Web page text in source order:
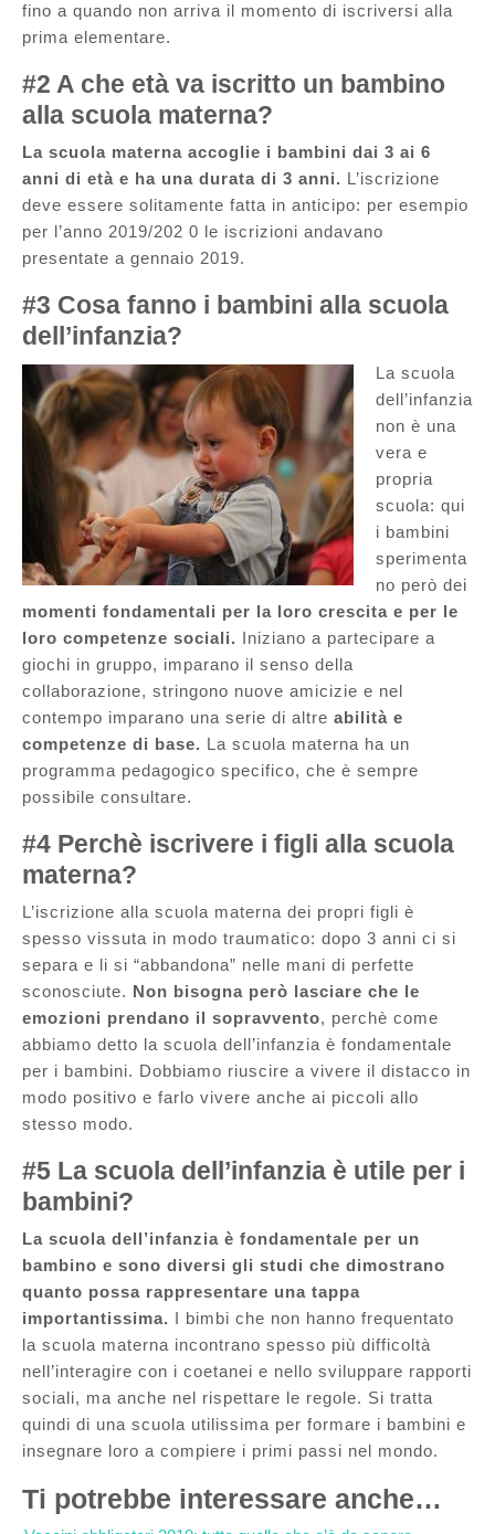
fino a quando non arriva il momento di iscriversi alla
prima elementare.
#2 A che età va iscritto un bambino
alla scuola materna?
La scuola materna accoglie i bambini dai 3 ai 6
anni di età e ha una durata di 3 anni. L’iscrizione
deve essere solitamente fatta in anticipo: per esempio
per l’anno 2019/202 0 le iscrizioni andavano
presentate a gennaio 2019.
#3 Cosa fanno i bambini alla scuola
dell’infanzia?
La scuola
dell’infanzia
non è una
vera e
propria
scuola: qui
i bambini
sperimenta
no però dei
momenti fondamentali per la loro crescita e per le
loro competenze sociali. Iniziano a partecipare a
giochi in gruppo, imparano il senso della
collaborazione, stringono nuove amicizie e nel
contempo imparano una serie di altre abilità e
competenze di base. La scuola materna ha un
programma pedagogico specifico, che è sempre
possibile consultare.
#4 Perchè iscrivere i figli alla scuola
materna?
L’iscrizione alla scuola materna dei propri figli è
spesso vissuta in modo traumatico: dopo 3 anni ci si
separa e li si “abbandona” nelle mani di perfette
sconosciute. Non bisogna però lasciare che le
emozioni prendano il sopravvento, perchè come
abbiamo detto la scuola dell’infanzia è fondamentale
per i bambini. Dobbiamo riuscire a vivere il distacco in
modo positivo e farlo vivere anche ai piccoli allo
stesso modo.
#5 La scuola dell’infanzia è utile per i
bambini?
La scuola dell’infanzia è fondamentale per un
bambino e sono diversi gli studi che dimostrano
quanto possa rappresentare una tappa
importantissima. I bimbi che non hanno frequentato
la scuola materna incontrano spesso più difficoltà
nell’interagire con i coetanei e nello sviluppare rapporti
sociali, ma anche nel rispettare le regole. Si tratta
quindi di una scuola utilissima per formare i bambini e
insegnare loro a compiere i primi passi nel mondo.
Ti potrebbe interessare anche…